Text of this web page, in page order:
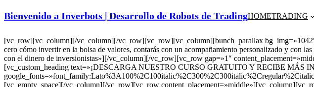
Bienvenido a Inverbots | Desarrollo de Robots de TradingHOMETRADING
[vc_row][vc_column][/vc_column][/vc_row][vc_row][vc_column][bunch_parallax
cero cómo invertir en la bolsa de valores, contarás con un acompañamiento personalizado y con
con el dinero de inversionistas»][/vc_column][/vc_row][vc_row gap=»1″
[vc_custom_heading text=»¡DESCARGA NUESTRO CURSO GRATUITO Y RECIBE MÁS
[vc_empty_space][/vc_column][/vc_row][vc_row